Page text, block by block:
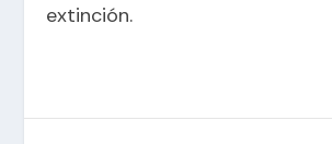
extinción.